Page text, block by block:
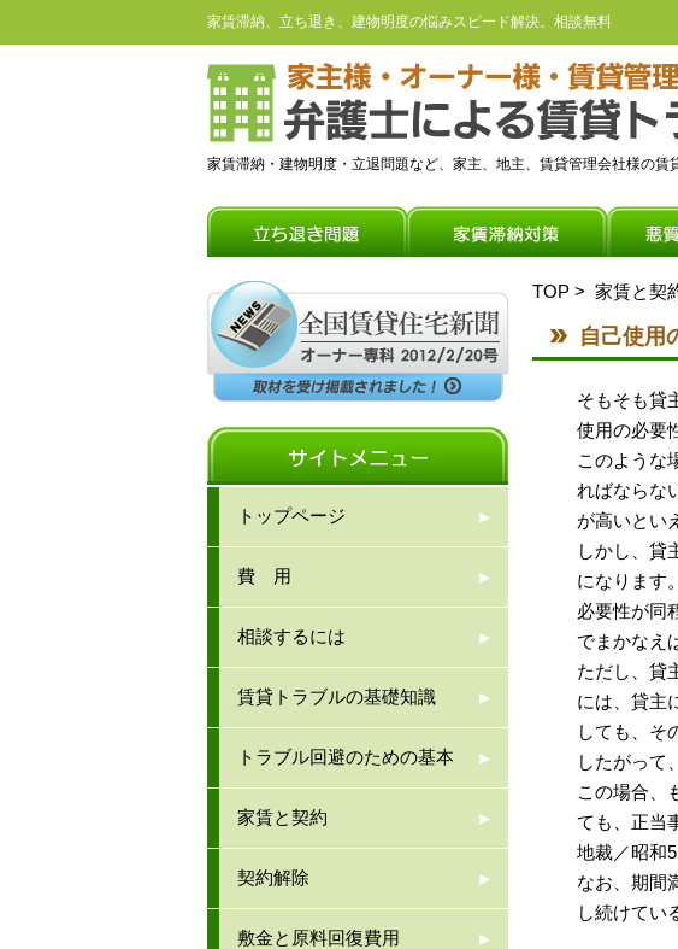
家賃滞納、立ち退き、建物明度の悩みスピード解決。相談無料
家賃滞納・建物明度・立退問題など、家主、地主、賃貸管理会社様の賃
TOP > 家賃と契
自己使用
そもそも貸
使用の必要
このような
ればならな
が高いとい
しかし、貸
になります。
必要性が同
でまかなえ
ただし、貸
には、貸主
しても、そ
したがって
この場合、
ても、正当
地裁／昭和
なお、期間
し続けてい
トップページ
費 用
相談するには
賃貸トラブルの基礎知識
トラブル回避のための基本
家賃と契約
契約解除
敷金と原料回復費用